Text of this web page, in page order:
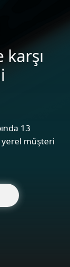
13
yerel müşteri